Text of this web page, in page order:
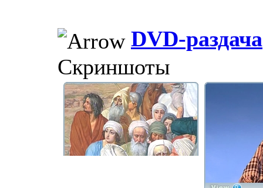
DVD-раздача
Скриншоты